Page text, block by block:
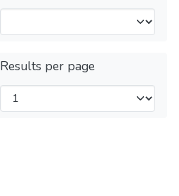
Results per page